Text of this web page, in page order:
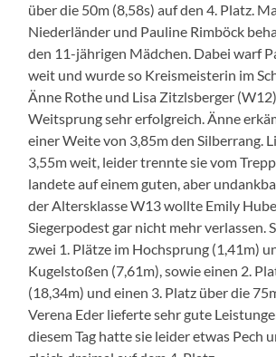
über die 50m (8,58s) auf den 4. Platz.
Niederländer und Pauline Rimböck
den 11-jährigen Mädchen. Dabei warf
weit und wurde so Kreismeisterin im
Änne Rothe und Lisa Zitzlsberger
Weitsprung sehr erfolgreich. Änne
einer Weite von 3,85m den Silberrang.
3,55m weit, leider trennte sie vom
landete auf einem guten, aber
der Altersklasse W13 wollte Emily
Siegerpodest gar nicht mehr verlassen.
zwei 1. Plätze im Hochsprung (1,41m)
Kugelstoßen (7,61m), sowie einen 2.
(18,34m) und einen 3. Platz über die
Verena Eder lieferte sehr gute
diesem Tag hatte sie leider etwas Pech